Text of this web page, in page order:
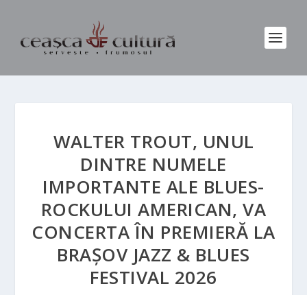
WALTER TROUT, UNUL
DINTRE NUMELE
IMPORTANTE ALE BLUES-
ROCKULUI AMERICAN, VA
CONCERTA ÎN PREMIERĂ LA
BRAȘOV JAZZ & BLUES
FESTIVAL 2026